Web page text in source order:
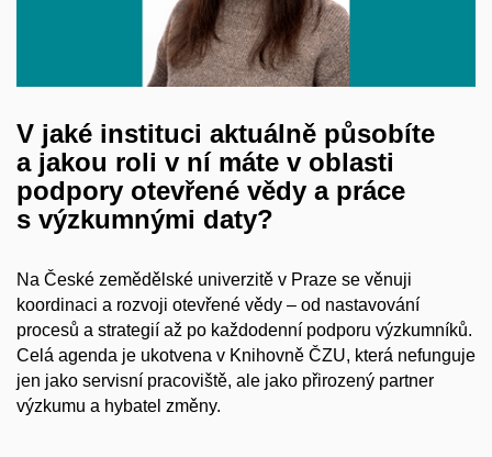
V jaké instituci aktuálně působíte
a jakou roli v ní máte v oblasti
podpory otevřené vědy a práce
s výzkumnými daty?
Na České zemědělské univerzitě v Praze se věnuji
koordinaci a rozvoji otevřené vědy – od nastavování
procesů a strategií až po každodenní podporu výzkumníků.
Celá agenda je ukotvena v Knihovně ČZU, která nefunguje
jen jako servisní pracoviště, ale jako přirozený partner
výzkumu a hybatel změny.